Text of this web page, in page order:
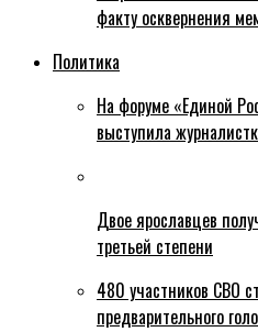
факту осквернения
Политика
На форуме «Единой
выступила
Двое ярославцев
третьей степени
480 участников СВО
предварительного